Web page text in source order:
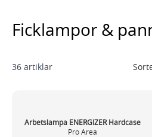
Ficklampor &
36 artiklar
Arbetslampa ENERGIZER Hardcase
Pro Area